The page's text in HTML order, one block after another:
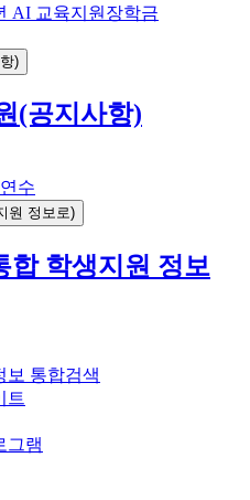
AI 교육지원장학금
)
(공지사항)
수
원 정보로)
합 학생지원 정보
보 통합검색
트
그램